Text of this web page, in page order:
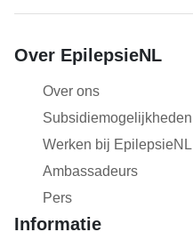
Over EpilepsieNL
Over ons
Subsidiemogelijkheden
Werken bij EpilepsieNL
Ambassadeurs
Pers
Informatie